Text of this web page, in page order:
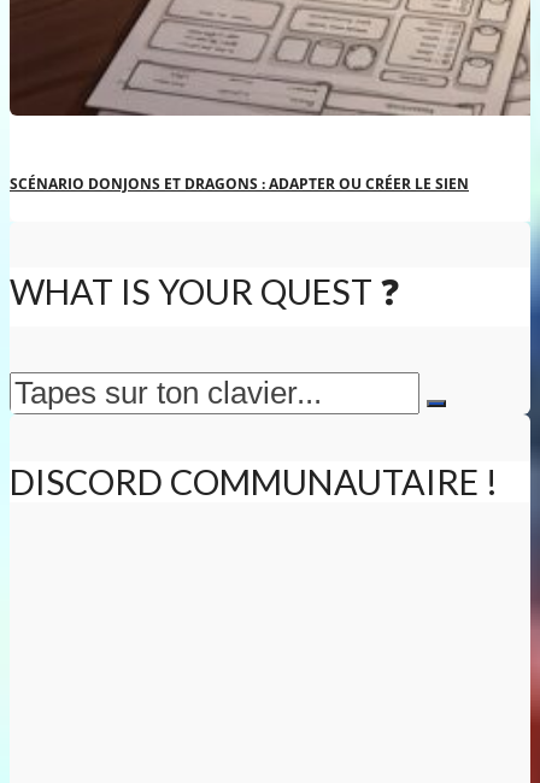
SCÉNARIO DONJONS ET DRAGONS : ADAPTER OU CRÉER LE SIEN
WHAT IS YOUR QUEST ❓
DISCORD COMMUNAUTAIRE !